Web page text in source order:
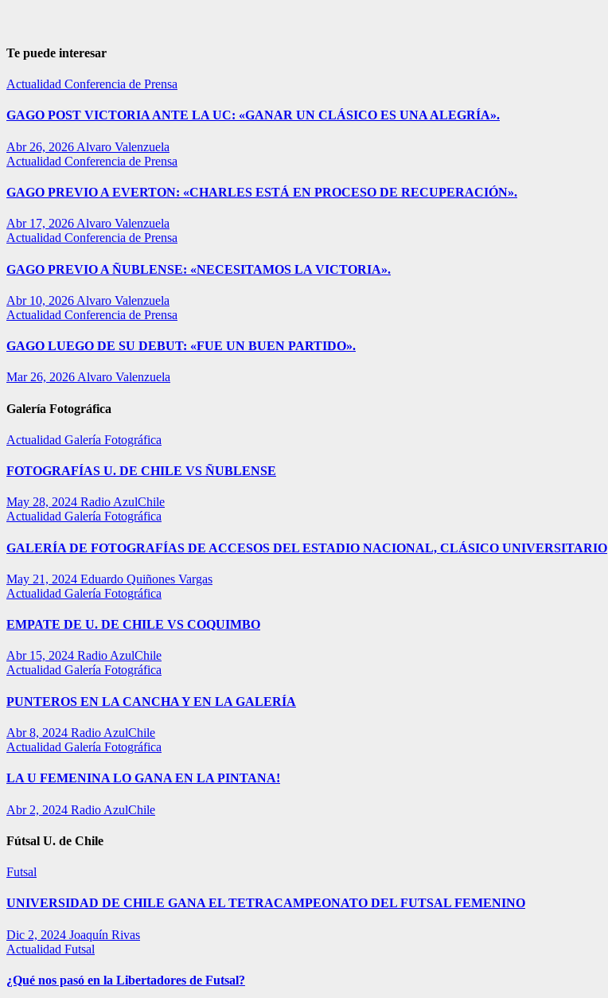
Te puede interesar
Actualidad Conferencia de Prensa
GAGO POST VICTORIA ANTE LA UC: «GANAR UN CLÁSICO ES UNA ALEGRÍA».
Abr 26, 2026 Alvaro Valenzuela
Actualidad Conferencia de Prensa
GAGO PREVIO A EVERTON: «CHARLES ESTÁ EN PROCESO DE RECUPERACIÓN».
Abr 17, 2026 Alvaro Valenzuela
Actualidad Conferencia de Prensa
GAGO PREVIO A ÑUBLENSE: «NECESITAMOS LA VICTORIA».
Abr 10, 2026 Alvaro Valenzuela
Actualidad Conferencia de Prensa
GAGO LUEGO DE SU DEBUT: «FUE UN BUEN PARTIDO».
Mar 26, 2026 Alvaro Valenzuela
Galería Fotográfica
Actualidad Galería Fotográfica
FOTOGRAFÍAS U. DE CHILE VS ÑUBLENSE
May 28, 2024 Radio AzulChile
Actualidad Galería Fotográfica
GALERÍA DE FOTOGRAFÍAS DE ACCESOS DEL ESTADIO NACIONAL, CLÁSICO UNIVERSITARIO
May 21, 2024 Eduardo Quiñones Vargas
Actualidad Galería Fotográfica
EMPATE DE U. DE CHILE VS COQUIMBO
Abr 15, 2024 Radio AzulChile
Actualidad Galería Fotográfica
PUNTEROS EN LA CANCHA Y EN LA GALERÍA
Abr 8, 2024 Radio AzulChile
Actualidad Galería Fotográfica
LA U FEMENINA LO GANA EN LA PINTANA!
Abr 2, 2024 Radio AzulChile
Fútsal U. de Chile
Futsal
UNIVERSIDAD DE CHILE GANA EL TETRACAMPEONATO DEL FUTSAL FEMENINO
Dic 2, 2024 Joaquín Rivas
Actualidad Futsal
¿Qué nos pasó en la Libertadores de Futsal?